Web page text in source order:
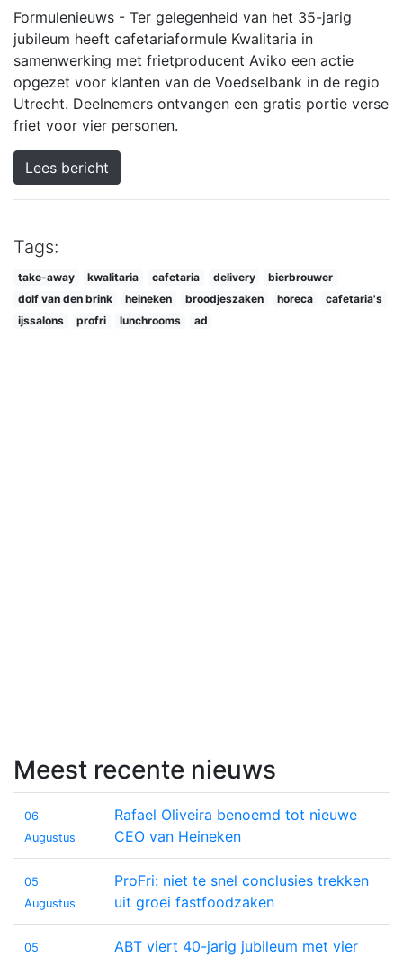
Formulenieuws - Ter gelegenheid van het 35-jarig
jubileum heeft cafetariaformule Kwalitaria in
samenwerking met frietproducent Aviko een actie
opgezet voor klanten van de Voedselbank in de regio
Utrecht. Deelnemers ontvangen een gratis portie verse
friet voor vier personen.
Lees bericht
Tags:
take-away kwalitaria cafetaria delivery
bierbrouwer
dolf van den brink
heineken broodjeszaken horeca
cafetaria's
ijssalons
profri lunchrooms ad
Meest recente nieuws
06
Augustus
Rafael Oliveira benoemd tot nieuwe
CEO van Heineken
05
Augustus
ProFri: niet te snel conclusies trekken
uit groei fastfoodzaken
05
ABT viert 40-jarig jubileum met vier